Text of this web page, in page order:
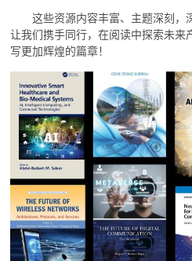
这些资源内容丰富、主题深刻，
让我们携手同行，在阅读中探索未来
写更加辉煌的篇章！